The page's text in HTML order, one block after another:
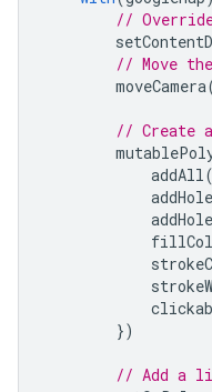
//
// Move
moveCamera
// Create
addAll(
addHole
addHole
})
// Add a